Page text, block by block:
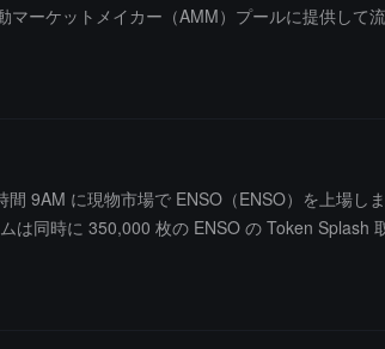
ーケットメイカー（AMM）プールに提供し
9AM に現物市場で ENSO（ENSO）を上場
は同時に 350,000 枚の ENSO の Token
ンチェーンアプリケーションの構築を容易に